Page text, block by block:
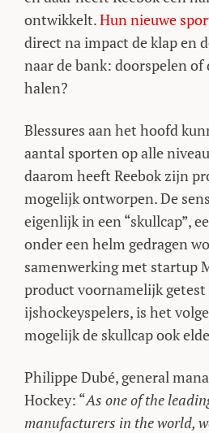
ontwikkelt.Hun nieuwe
direct na impact de klap en
naar de bank: doorspelen
halen?
Blessures aan het hoofd
aantal sporten op alle
daarom heeft Reebok zijn
mogelijk ontworpen. De
eigenlijk in een “skullcap”,
onder een helm gedragen
samenwerking met startup
product voornamelijk getest
ijshockeyspelers, is het
mogelijk de skullcap ook
Philippe Dubé, general
Hockey: “As one of the
manufacturers in the world,